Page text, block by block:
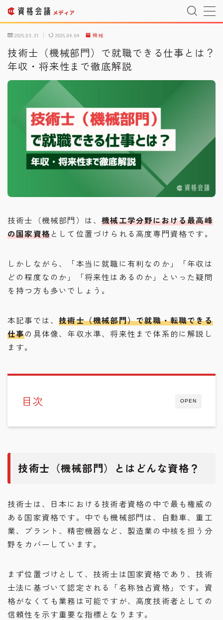
MENU
運営者情報 Company Profile
プライバシーポリシー
利用規約 T&C
宇宙情報サイト SPACE CONNECT
Space Job
2026.03.31 2026.04.04 機械
技術士（機械部門）で就職できる仕事とは？
年収・将来性まで徹底解説
技術士（機械部門）は、機械工学分野における最高峰
の国家資格として位置づけられる高度専門資格です。
しかしながら、「本当に就職に有利なのか」「年収は
どの程度なのか」「将来性はあるのか」といった疑問
を持つ方も多いでしょう。
本記事では、技術士（機械部門）で就職・転職できる
仕事の具体像、年収水準、将来性まで体系的に解説し
ます。
OPEN
目次
技術士（機械部門）とはどんな資格？
技術士は、日本における技術者資格の中で最も権威の
ある国家資格です。中でも機械部門は、自動車、重工
業、プラント、精密機器など、製造業の中核を担う分
野をカバーしています。
まず位置づけとして、技術士は国家資格であり、技術
士法に基づいて認定される「名称独占資格」です。資
格がなくても業務は可能ですが、高度技術者としての
信頼性を示す重要な指標となります。